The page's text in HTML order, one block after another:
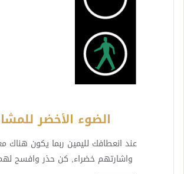
الضوء الأخضر
عند انعطافك لليمين ربما يكون هناك
واشارتهم خضراء, كن حذر وافسح